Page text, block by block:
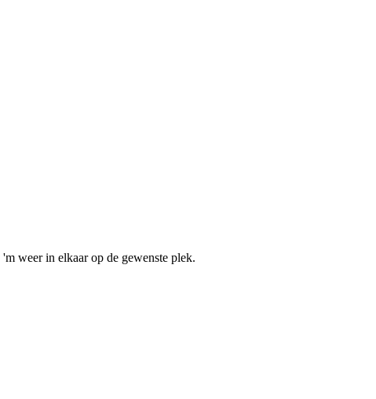
weer in elkaar op de gewenste plek.